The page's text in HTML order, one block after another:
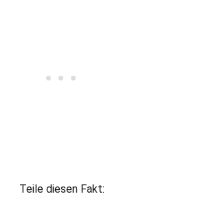
Teile diesen Fakt: